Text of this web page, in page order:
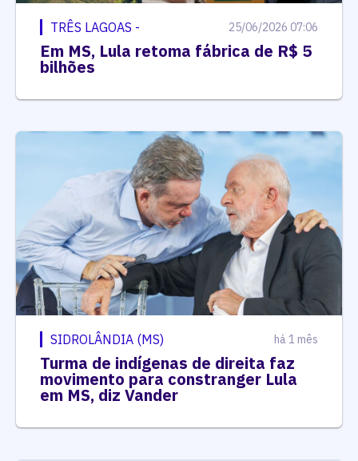
TRÊS LAGOAS - 25/06/2026 07:06
Em MS, Lula retoma fábrica de R$ 5
bilhões
SIDROLÂNDIA (MS) há 1 mês
Turma de indígenas de direita faz
movimento para constranger Lula
em MS, diz Vander